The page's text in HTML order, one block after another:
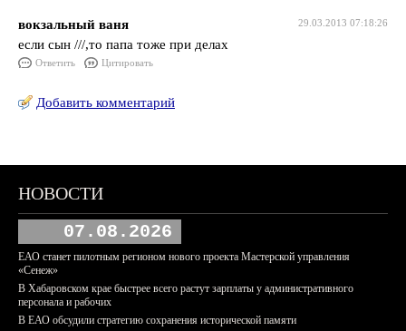
29.03.2013 07:18:26
вокзальный ваня
если сын ///,то папа тоже при делах
Ответить Цитировать
Добавить комментарий
НОВОСТИ
07.08.2026
ЕАО станет пилотным регионом нового проекта Мастерской управления
«Сенеж»
В Хабаровском крае быстрее всего растут зарплаты у административного
персонала и рабочих
В ЕАО обсудили стратегию сохранения исторической памяти